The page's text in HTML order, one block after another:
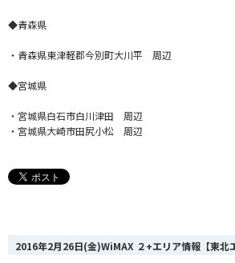
◆青森県
・青森県東津軽郡今別町大川平 周辺
◆宮城県
・宮城県白石市白川津田 周辺
・宮城県大崎市田尻小松 周辺
2016年2月26日(金)WiMAX ２+エリア情報【東北